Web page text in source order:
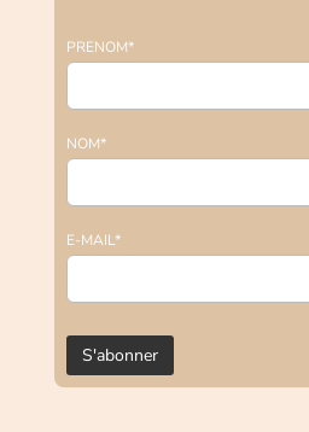
PRENOM*
NOM*
E-MAIL*